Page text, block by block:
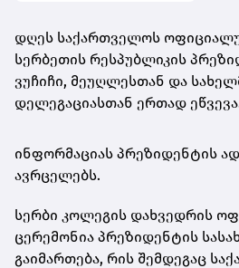
დღეს საქართველოს
სერბეთის რესპუბლიკის
ვუჩიჩი, მეუღლესთან და
დელეგაციასთან ერთად
ინფორმაციას პრეზიდენტის
ავრცელებს.
სერბი კოლეგის დახვედრის
ცერემონია პრეზიდენტის
გაიმართება, რის შემდეგაც